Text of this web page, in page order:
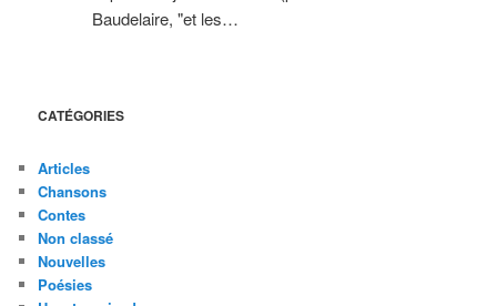
Baudelaire, "et les…
CATÉGORIES
Articles
Chansons
Contes
Non classé
Nouvelles
Poésies